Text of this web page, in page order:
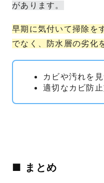
があります。
早期に気付いて掃除を
でなく、防水層の劣化
カビや汚れを
適切なカビ防
■ まとめ